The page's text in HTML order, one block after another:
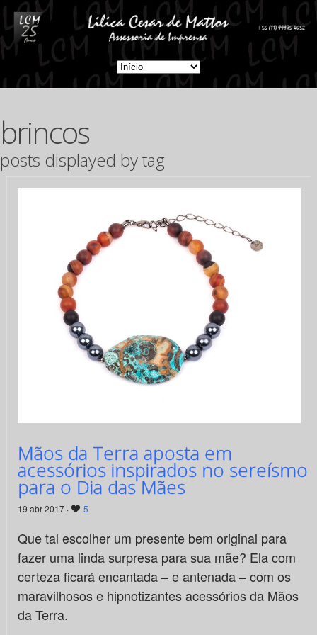
brincos
posts displayed by tag
Mãos da Terra aposta em
acessórios inspirados no sereísmo
para o Dia das Mães
19 abr 2017 · 5
Que tal escolher um presente bem original para
fazer uma linda surpresa para sua mãe? Ela com
certeza ficará encantada – e antenada – com os
maravilhosos e hipnotizantes acessórios da Mãos
da Terra.